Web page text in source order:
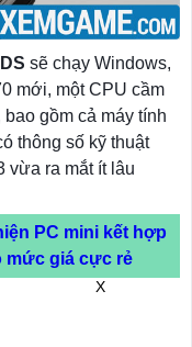
sẽ chạy Windows,
mới, một CPU cầm
gồm cả máy tính
thông số kỹ thuật
vừa ra mắt ít lâu
PC mini kết hợp
mức giá cực rẻ
X